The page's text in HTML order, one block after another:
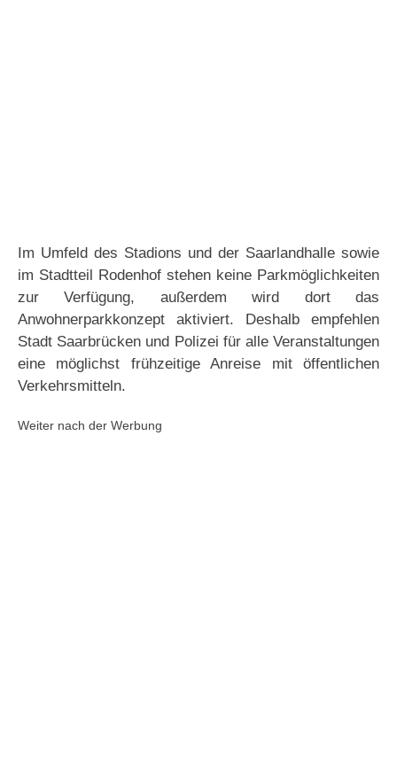
Im Umfeld des Stadions und der Saarlandhalle sowie
im Stadtteil Rodenhof stehen keine Parkmöglichkeiten
zur Verfügung, außerdem wird dort das
Anwohnerparkkonzept aktiviert. Deshalb empfehlen
Stadt Saarbrücken und Polizei für alle Veranstaltungen
eine möglichst frühzeitige Anreise mit öffentlichen
Verkehrsmitteln.
Weiter nach der Werbung